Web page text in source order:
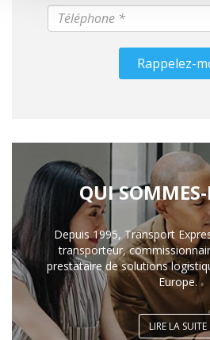
Rappelez-
QUI
Depuis 1995, Transport
transporteur,
prestataire de solutions
Europe.
LIRE LA SUITE